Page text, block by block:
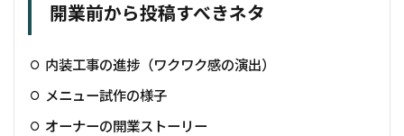
開業前から投稿すべきネタ
内装工事の進捗（ワクワク感の演出）
メニュー試作の様子
オーナーの開業ストーリー